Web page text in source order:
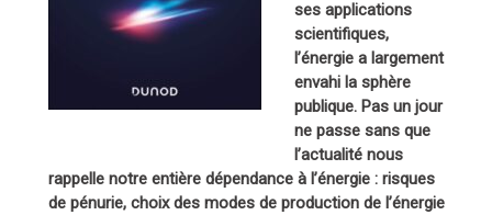
ses applications
scientifiques,
l’énergie a largement
envahi la sphère
publique. Pas un jour
ne passe sans que
l’actualité nous
rappelle notre entière dépendance à l’énergie : risques
de pénurie, choix des modes de production de l’énergie